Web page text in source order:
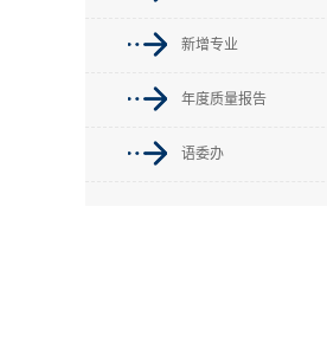
新增专业
年度质量报告
语委办